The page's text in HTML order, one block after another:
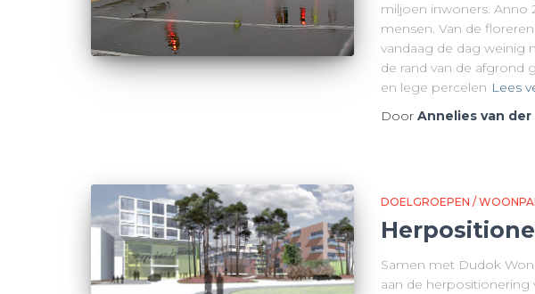
miljoen inwoners. Anno
mensen. Van de
vandaag de dag weinig
de rand van de afgrond
en lege percelen Lees
Door Annelies van der
DOELGROEPEN /
Samen met Dudok
aan de herpositionering